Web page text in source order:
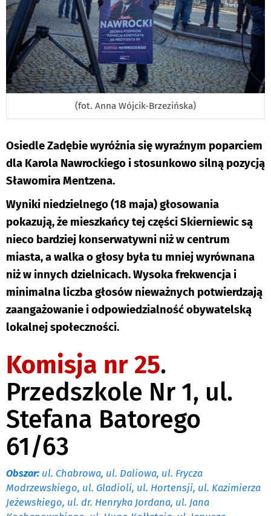
(fot. Anna Wójcik-Brzezińska)
Osiedle Zadębie wyróżnia się wyraźnym poparciem
dla Karola Nawrockiego i stosunkowo silną pozycją
Sławomira Mentzena.
Wyniki niedzielnego (18 maja) głosowania
pokazują, że mieszkańcy tej części Skierniewic są
nieco bardziej konserwatywni niż w centrum
miasta, a walka o głosy była tu mniej wyrównana
niż w innych dzielnicach. Wysoka frekwencja i
minimalna liczba głosów nieważnych potwierdzają
zaangażowanie i odpowiedzialność obywatelską
lokalnej społeczności.
Komisja nr 25.
Przedszkole Nr 1, ul.
Stefana Batorego
61/63
Obszar: ul. Chabrowa, ul. Daliowa, ul. Frycza
Modrzewskiego, ul. Gladioli, ul. Hortensji, ul. Kazimierza
Jeżewskiego, ul. dr. Henryka Jordana, ul. Jana